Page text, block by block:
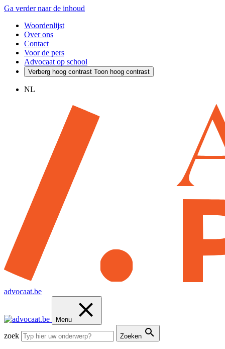
Ga verder naar de inhoud
Woordenlijst
Over ons
Contact
Voor de pers
Advocaat op school
Verberg hoog contrast Toon hoog contrast
NL
advocaat.be
Menu
zoek Zoeken